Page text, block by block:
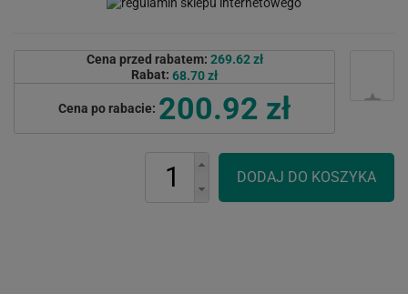
Cena przed rabatem: 269.62 zł
Rabat: 68.70 zł
Cena po rabacie: 200.92 zł